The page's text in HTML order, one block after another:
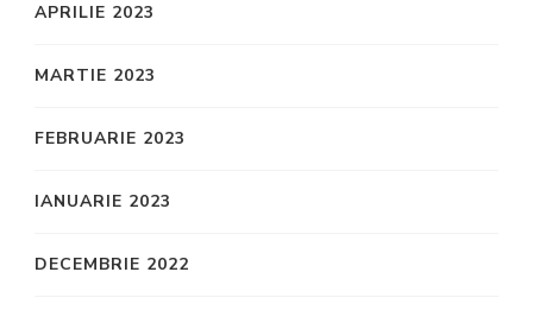
APRILIE 2023
MARTIE 2023
FEBRUARIE 2023
IANUARIE 2023
DECEMBRIE 2022